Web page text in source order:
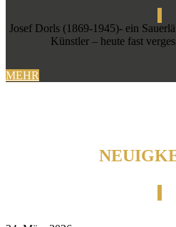
Josef Dorls (1869-1945)- ein
Künstler – heute fast
MEHR